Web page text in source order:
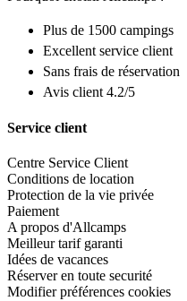
Plus de 1500 campings
Excellent service client
Sans frais de réservation
Avis client 4.2/5
Service client
Centre Service Client
Conditions de location
Protection de la vie privée
Paiement
A propos d'Allcamps
Meilleur tarif garanti
Idées de vacances
Réserver en toute securité
Modifier préférences cookies